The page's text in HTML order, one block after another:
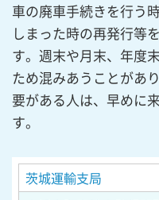
車の廃車手続きを行う
しまった時の再発行等
す。週末や月末、年度
ため混みあうことがあ
要がある人は、早めに
す。
茨城運輸支局